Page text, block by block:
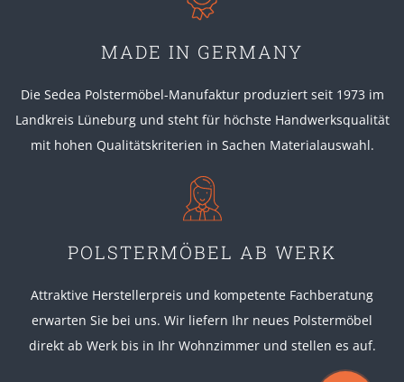
MADE IN GERMANY
Die Sedea Polstermöbel-Manufaktur produziert seit 1973 im
Landkreis Lüneburg und steht für höchste Handwerksqualität
mit hohen Qualitätskriterien in Sachen Materialauswahl.
POLSTERMÖBEL AB WERK
Attraktive Herstellerpreis und kompetente Fachberatung
erwarten Sie bei uns. Wir liefern Ihr neues Polstermöbel
direkt ab Werk bis in Ihr Wohnzimmer und stellen es auf.